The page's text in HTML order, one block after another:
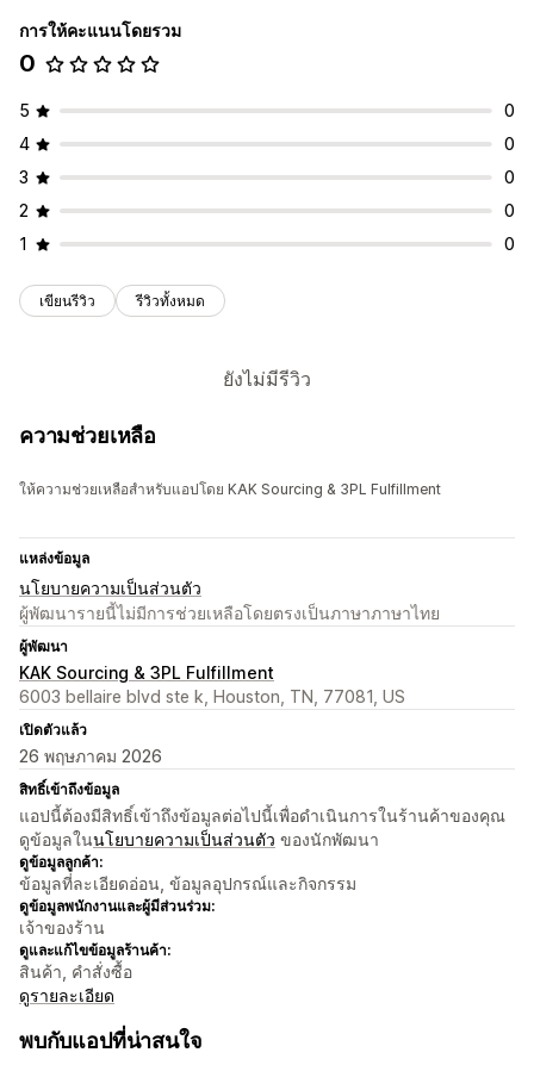
การให้คะแนนโดยรวม
0
5
0
4
0
3
0
2
0
1
0
เขียนรีวิว รีวิวทั้งหมด
ยังไม่มีรีวิว
ความช่วยเหลือ
ให้ความช่วยเหลือสำหรับแอปโดย KAK Sourcing & 3PL Fulfillment
แหล่งข้อมูล
นโยบายความเป็นส่วนตัว
ผู้พัฒนารายนี้ไม่มีการช่วยเหลือโดยตรงเป็นภาษาภาษาไทย
ผู้พัฒนา
KAK Sourcing & 3PL Fulfillment
6003 bellaire blvd ste k, Houston, TN, 77081, US
เปิดตัวแล้ว
26 พฤษภาคม 2026
สิทธิ์เข้าถึงข้อมูล
แอปนี้ต้องมีสิทธิ์เข้าถึงข้อมูลต่อไปนี้เพื่อดำเนินการในร้านค้าของคุณ
ดูข้อมูลในนโยบายความเป็นส่วนตัว ของนักพัฒนา
ดูข้อมูลลูกค้า:
ข้อมูลที่ละเอียดอ่อน, ข้อมูลอุปกรณ์และกิจกรรม
ดูข้อมูลพนักงานและผู้มีส่วนร่วม:
เจ้าของร้าน
ดูและแก้ไขข้อมูลร้านค้า:
สินค้า, คำสั่งซื้อ
ดูรายละเอียด
พบกับแอปที่น่าสนใจ